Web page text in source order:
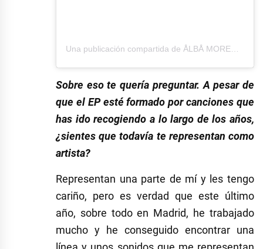
Sobre eso te quería preguntar. A pesar de
que el EP esté formado por canciones que
has ido recogiendo a lo largo de los años,
¿sientes que todavía te representan como
artista?
Representan una parte de mí y les tengo
cariño, pero es verdad que este último
año, sobre todo en Madrid, he trabajado
mucho y he conseguido encontrar una